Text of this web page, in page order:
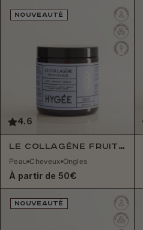
NOUVEAUTÉ
4.6
Le Collagène Fruits des Bois
Peau Cheveux Ongles
À partir de 50€
NOUVEAUTÉ